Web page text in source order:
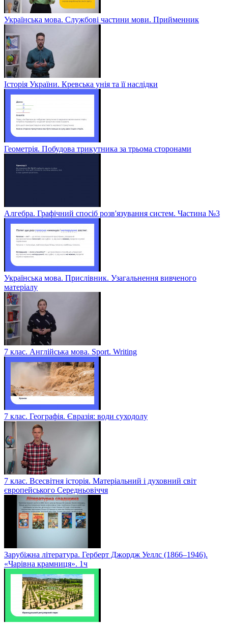
Українська мова. Службові частини мови. Прийменник
Історія України. Кревська унія та її наслідки
Геометрія. Побудова трикутника за трьома сторонами
Алгебра. Графічний спосіб розв'язування систем. Частина №3
Українська мова. Прислівник. Узагальнення вивченого
матеріалу
7 клас. Англійська мова. Sport. Writing
7 клас. Географія. Євразія: води суходолу
7 клас. Всесвітня історія. Матеріальний і духовний світ
європейського Середньовіччя
Зарубіжна література. Герберт Джордж Уеллс (1866–1946).
«Чарівна крамниця». 1ч